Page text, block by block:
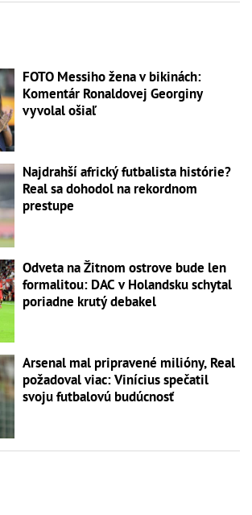
FOTO Messiho žena v bikinách:
Komentár Ronaldovej Georginy
vyvolal ošiaľ
Najdrahší africký futbalista histórie?
Real sa dohodol na rekordnom
prestupe
Odveta na Žitnom ostrove bude len
formalitou: DAC v Holandsku schytal
poriadne krutý debakel
Arsenal mal pripravené milióny, Real
požadoval viac: Vinícius spečatil
svoju futbalovú budúcnosť